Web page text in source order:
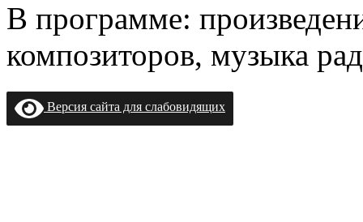
В программе:
композиторов, музыка
Версия сайта для слабовидящих